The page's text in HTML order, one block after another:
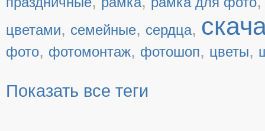
цветами, семейные, сердца,
фото, фотомонтаж, фотошоп, цветы,
Показать все теги